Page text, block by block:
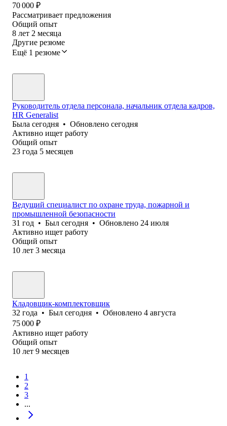
70 000 ₽
Рассматривает предложения
Общий опыт
8 лет 2 месяца
Другие резюме
Ещё 1 резюме
Руководитель отдела персонала, начальник отдела кадров,
HR Generalist
Была сегодня • Обновлено сегодня
Активно ищет работу
Общий опыт
23 года 5 месяцев
Ведущий специалист по охране труда, пожарной и
промышленной безопасности
31 год • Был сегодня • Обновлено 24 июля
Активно ищет работу
Общий опыт
10 лет 3 месяца
Кладовщик-комплектовщик
32 года • Был сегодня • Обновлено 4 августа
75 000 ₽
Активно ищет работу
Общий опыт
10 лет 9 месяцев
1
2
3
...